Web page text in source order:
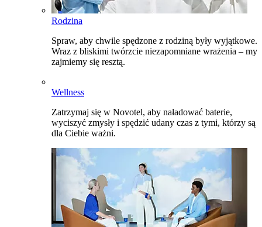
Rodzina
Spraw, aby chwile spędzone z rodziną były wyjątkowe.
Wraz z bliskimi twórzcie niezapomniane wrażenia – my
zajmiemy się resztą.
Wellness
Zatrzymaj się w Novotel, aby naładować baterie,
wyciszyć zmysły i spędzić udany czas z tymi, którzy są
dla Ciebie ważni.